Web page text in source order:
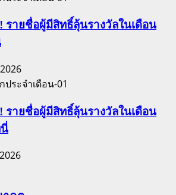
รายชื่อผู้มีสิทธิ์ลุ้นรางวัลในเดือน
รายชื่อผู้มีสิทธิ์ลุ้นรางวัลในเดือน